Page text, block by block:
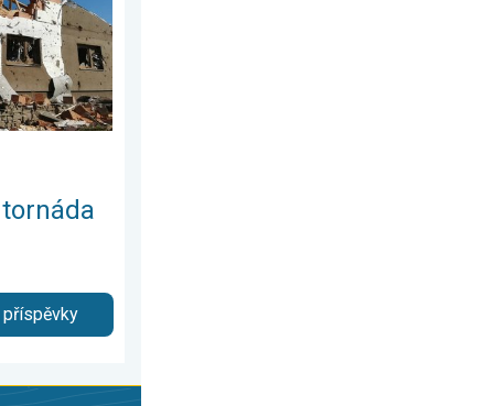
příspěvky